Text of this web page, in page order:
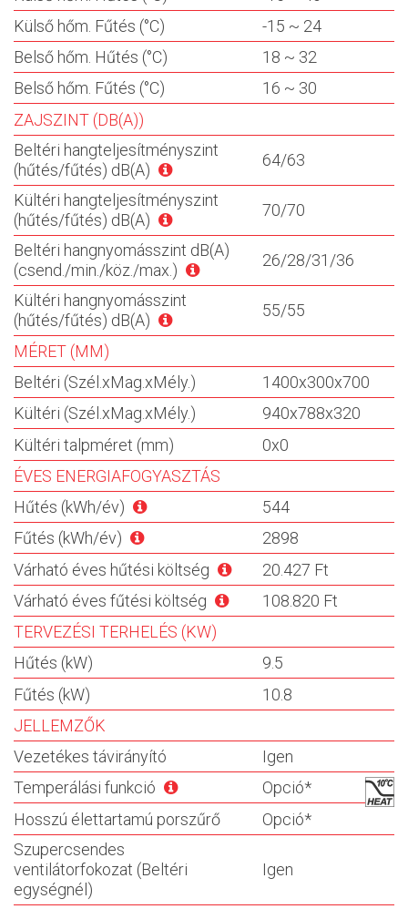
Külső hőm. Fűtés (°C)
-15 ~ 24
Belső hőm. Hűtés (°C)
18 ~ 32
Belső hőm. Fűtés (°C)
16 ~ 30
ZAJSZINT (DB(A))
Beltéri hangteljesítményszint
(hűtés/fűtés) dB(A)
64/63
Kültéri hangteljesítményszint
(hűtés/fűtés) dB(A)
70/70
Beltéri hangnyomásszint dB(A)
(csend./min./köz./max.)
26/28/31/36
Kültéri hangnyomásszint
(hűtés/fűtés) dB(A)
55/55
MÉRET (MM)
Beltéri (Szél.xMag.xMély.)
1400x300x700
Kültéri (Szél.xMag.xMély.)
940x788x320
Kültéri talpméret (mm)
0x0
ÉVES ENERGIAFOGYASZTÁS
Hűtés (kWh/év)
544
Fűtés (kWh/év)
2898
Várható éves hűtési költség
20.427 Ft
Várható éves fűtési költség
108.820 Ft
TERVEZÉSI TERHELÉS (KW)
Hűtés (kW)
9.5
Fűtés (kW)
10.8
JELLEMZŐK
Vezetékes távirányító
Igen
Temperálási funkció
Opció*
Hosszú élettartamú porszűrő
Opció*
Szupercsendes
ventilátorfokozat (Beltéri
egységnél)
Igen